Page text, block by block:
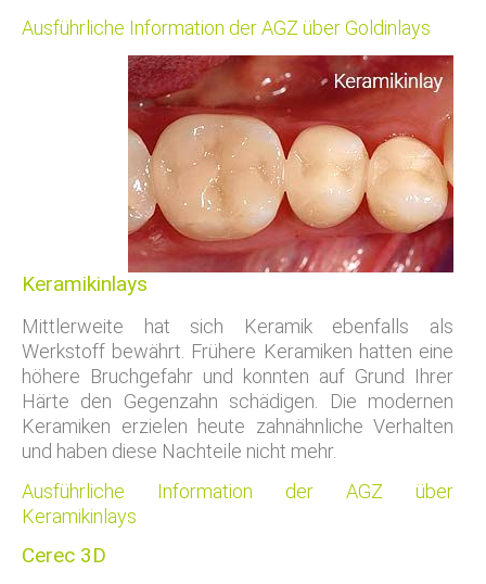
Ausführliche Information der AGZ über Goldinlays
Keramikinlays
Mittlerweite hat sich Keramik ebenfalls als
Werkstoff bewährt. Frühere Keramiken hatten eine
höhere Bruchgefahr und konnten auf Grund Ihrer
Härte den Gegenzahn schädigen. Die modernen
Keramiken erzielen heute zahnähnliche Verhalten
und haben diese Nachteile nicht mehr.
Ausführliche Information der AGZ über
Keramikinlays
Cerec 3D